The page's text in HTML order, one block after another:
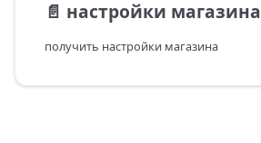
📄️ настройки магазина
получить настройки магазина